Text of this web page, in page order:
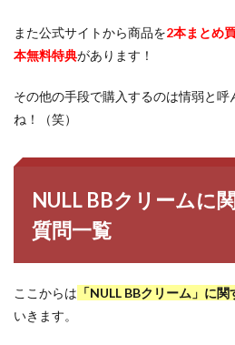
また公式サイトから商品を2本まとめ
本無料特典があります！
その他の手段で購入するのは情弱と
ね！（笑）
NULL BBクリームに
質問一覧
ここからは 「NULL BBクリーム」に
いきます。